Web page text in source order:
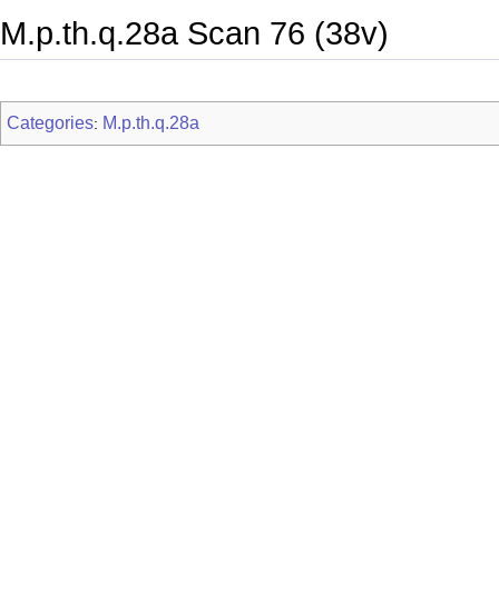
M.p.th.q.28a Scan 76 (38v)
Categories: M.p.th.q.28a